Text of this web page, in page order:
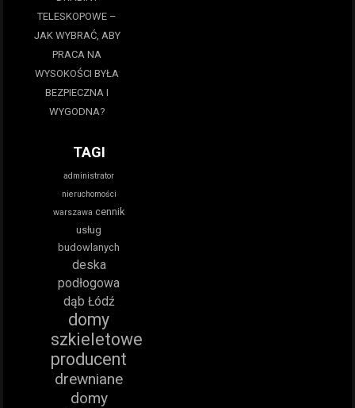
TELESKOPOWE –
JAK WYBRAĆ, ABY
PRACA NA
WYSOKOŚCI BYŁA
BEZPIECZNA I
WYGODNA?
TAGI
administrator
nieruchomości
warszawa cennik
usług
budowlanych
deska
podłogowa
dąb Łódź
domy
szkieletowe
producent
drewniane
domy